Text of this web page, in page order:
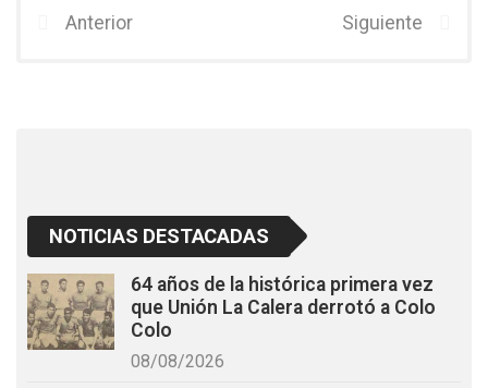
b
er
Anterior Siguiente
NOTICIAS DESTACADAS
64 años de la histórica primera vez
que Unión La Calera derrotó a Colo
Colo
08/08/2026